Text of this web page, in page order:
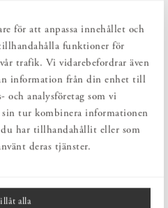
för att anpassa innehållet och
funktioner för
trafik. Vi vidarebefordrar även
information från din enhet till
och analysföretag som vi
sin tur kombinera informationen
har tillhandahållit eller som
deras tjänster.
alla
minimalistisk lampa med en
Denna kompakta
eller ovanför köksbänken. Det
en stilren och harmonisk